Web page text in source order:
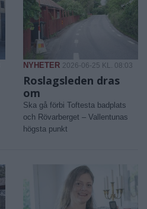
NYHETER 2026-06-25 KL. 08:03
Roslagsleden dras
om
Ska gå förbi Toftesta badplats
och Rövarberget – Vallentunas
högsta punkt